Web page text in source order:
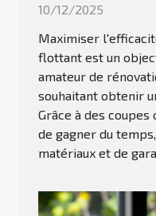
10/12/2025
Maximiser
flottant est un
amateur de
souhaitant obtenir
Grâce à des
de gagner du
matériaux et de